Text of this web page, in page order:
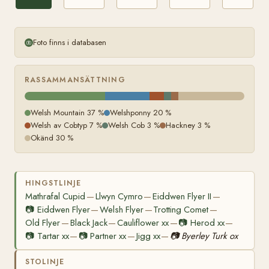
Foto finns i databasen
RASSAMMANSÄTTNING
Welsh Mountain 37 % Welshponny 20 %
Welsh av Cobtyp 7 % Welsh Cob 3 % Hackney 3 %
Okänd 30 %
HINGSTLINJE
Mathrafal Cupid —Llwyn Cymro—Eiddwen Flyer II —
📷 Eiddwen Flyer—Welsh Flyer—Trotting Comet—
Old Flyer—Black Jack—Cauliflower xx—📷 Herod xx—
📷 Tartar xx— 📷Partner xx—Jigg xx— 📷 Byerley Turk ox
STOLINJE